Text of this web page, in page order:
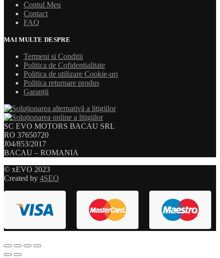
Contul Meu
Contact
FAQ
MAI MULTE DESPRE
Termeni si Conditii
Politica de Cofidentialitate
Politica de utilizare Cookie-uri
Politica returnare produs
Garanții
SC EVO MOTORS BACAU SRL
RO 37650720
J04/853/2017
BACAU – ROMANIA
© xEVO 2023
Created by 4SEO